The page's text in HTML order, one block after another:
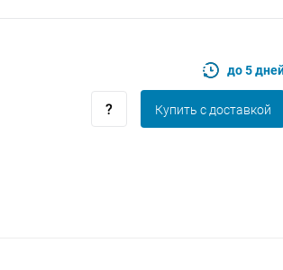
до 5
Купить c доставкой
Подробнееоб оплате